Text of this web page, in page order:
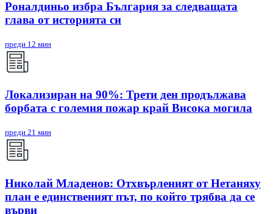
Роналдиньо избра България за следващата
глава от историята си
преди 12 мин
Локализиран на 90%: Трети ден продължава
борбата с големия пожар край Висока могила
преди 21 мин
Николай Младенов: Отхвърленият от Нетаняху
план е единственият път, по който трябва да се
върви